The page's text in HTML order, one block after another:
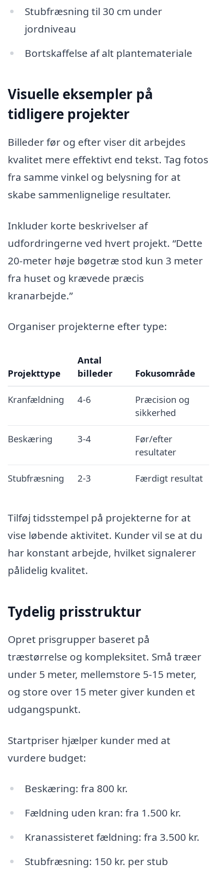
Stubfræsning til 30 cm under
jordniveau
Bortskaffelse af alt plantemateriale
Visuelle eksempler på
tidligere projekter
Billeder før og efter viser dit arbejdes
kvalitet mere effektivt end tekst. Tag fotos
fra samme vinkel og belysning for at
skabe sammenlignelige resultater.
Inkluder korte beskrivelser af
udfordringerne ved hvert projekt. “Dette
20-meter høje bøgetræ stod kun 3 meter
fra huset og krævede præcis
kranarbejde.”
Organiser projekterne efter type:
Projekttype
Antal
billeder
Fokusområde
Kranfældning 4-6
Præcision og
sikkerhed
Beskæring 3-4
Før/efter
resultater
Stubfræsning 2-3 Færdigt resultat
Tilføj tidsstempel på projekterne for at
vise løbende aktivitet. Kunder vil se at du
har konstant arbejde, hvilket signalerer
pålidelig kvalitet.
Tydelig prisstruktur
Opret prisgrupper baseret på
træstørrelse og kompleksitet. Små træer
under 5 meter, mellemstore 5-15 meter,
og store over 15 meter giver kunden et
udgangspunkt.
Startpriser hjælper kunder med at
vurdere budget:
Beskæring: fra 800 kr.
Fældning uden kran: fra 1.500 kr.
Kranassisteret fældning: fra 3.500 kr.
Stubfræsning: 150 kr. per stub